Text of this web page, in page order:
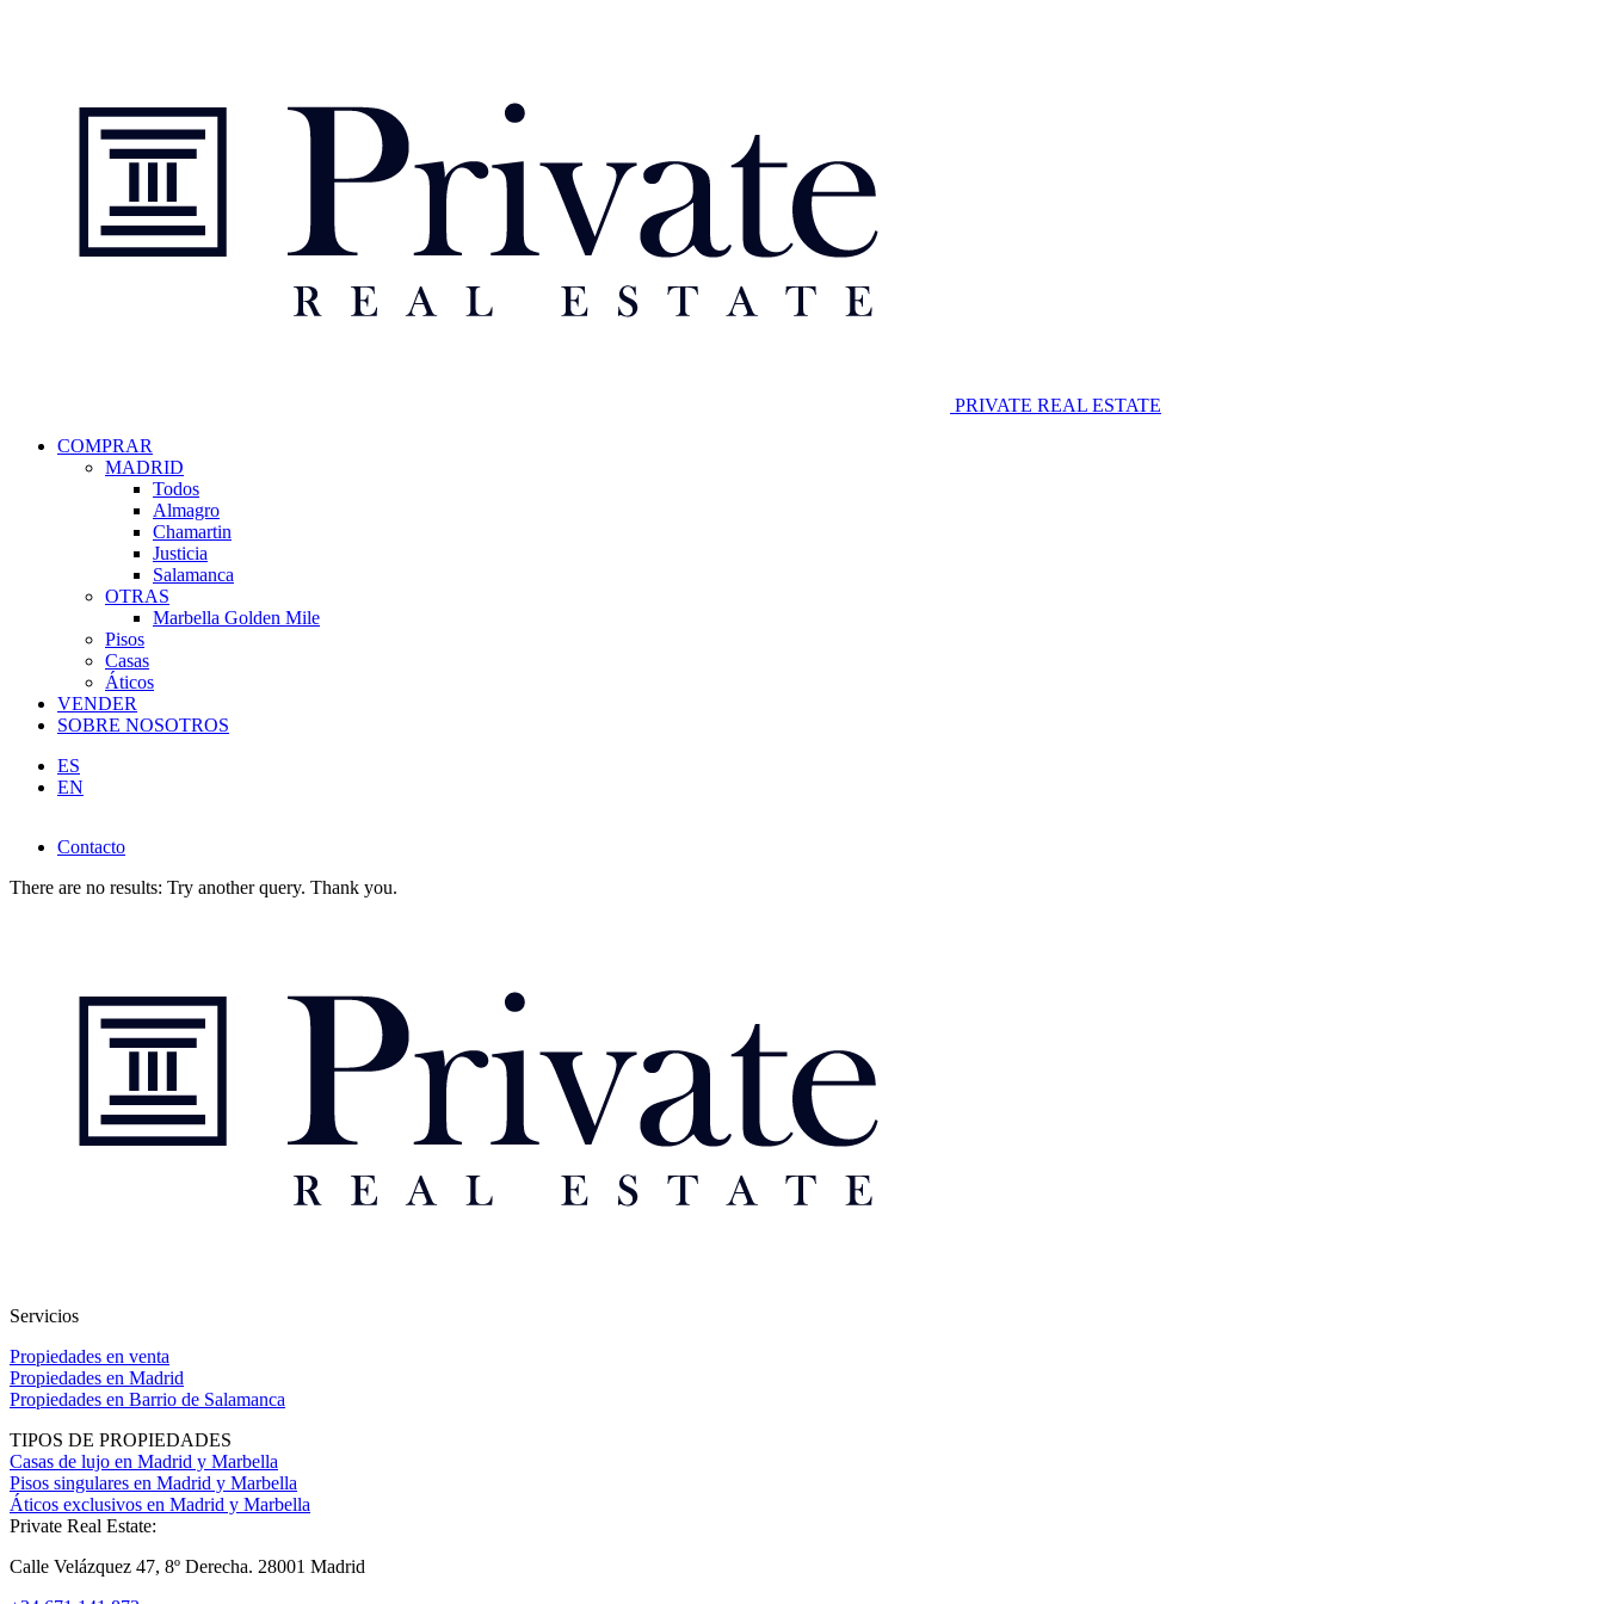
PRIVATE REAL ESTATE
Navegación
principal
COMPRAR
MADRID
Todos
Almagro
Chamartin
Justicia
Salamanca
OTRAS
Marbella Golden Mile
Pisos
Casas
Áticos
VENDER
SOBRE NOSOTROS
ES
EN
Contacto
Contacto
There are no results: Try another query. Thank you.
Servicios
Propiedades en venta
Propiedades en Madrid
Propiedades en Barrio de Salamanca
TIPOS DE PROPIEDADES
Casas de lujo en Madrid y Marbella
Pisos singulares en Madrid y Marbella
Áticos exclusivos en Madrid y Marbella
Private Real Estate:
Calle Velázquez 47, 8º Derecha. 28001 Madrid